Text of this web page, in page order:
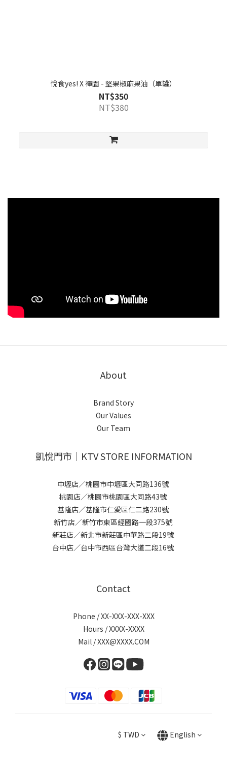
悅食yes! X 禪園 - 堅果椒麻果油（單罐）
NT$350
NT$380
About
Brand Story
Our Values
Our Team
凱悅門市｜KTV STORE INFORMATION
中壢店／桃園市中壢區大同路136號
桃園店／桃園市桃園區大同路43號
基隆店／基隆市仁愛區仁二路230號
新竹店／新竹市東區經國路一段375號
新莊店／新北市新莊區中華路二段19號
台中店／台中市西區台灣大道二段16號
Contact
Phone / XX-XXX-XXX-XXX
Hours / XXXX-XXXX
Mail / XXX@XXXX.COM
$ TWD English